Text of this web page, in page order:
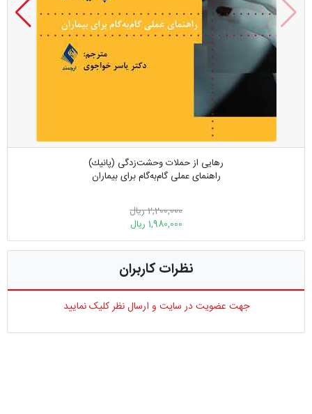
رهایی از حملات وحشت‌زدگی (پانیك)
راهنمای عملی گام‌به‌گام برای بیماران
2,200,000 ریال
1,980,000 ریال
نظرات کاربران
جهت عضویت در سایت و ارسال نظر کلیک نمایید